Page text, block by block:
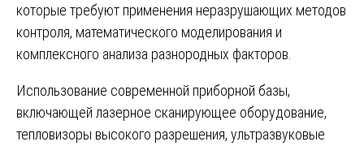
которые требуют применения неразрушающих методов
контроля, математического моделирования и
комплексного анализа разнородных факторов.
Использование современной приборной базы,
включающей лазерное сканирующее оборудование,
тепловизоры высокого разрешения, ультразвуковые